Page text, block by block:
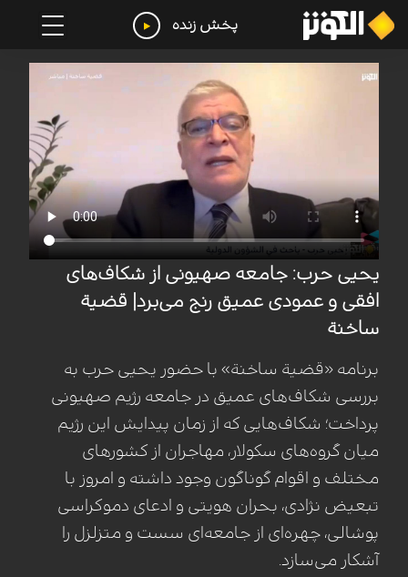
پخش زنده
یحیى حرب: جامعه صهیونی از شکاف‌های
افقی و عمودی عمیق رنج می‌برد| قضیة
ساخنة
برنامه «قضیة ساخنة» با حضور یحیى حرب به
بررسی شکاف‌های عمیق در جامعه رژیم صهیونی
پرداخت؛ شکاف‌هایی که از زمان پیدایش این رژیم
میان گروه‌های سکولار، مهاجران از کشورهای
مختلف و اقوام گوناگون وجود داشته و امروز با
تبعیض نژادی، بحران هویتی و ادعای دموکراسی
پوشالی، چهره‌ای از جامعه‌ای سست و متزلزل را
آشکار می‌سازد.